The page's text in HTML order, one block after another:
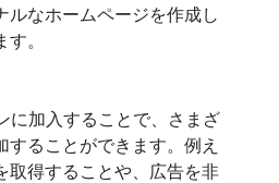
ルなホームページを作成し
。
することができます。例え
取得することや、広告を非